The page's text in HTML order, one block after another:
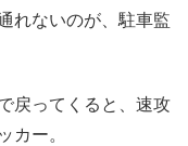
れないのが、駐車監
戻ってくると、速攻
カー。